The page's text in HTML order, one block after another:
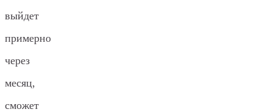
выйдет
примерно
через
месяц,
сможет